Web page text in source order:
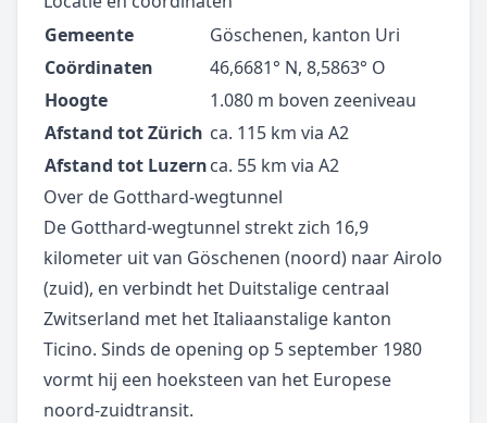
Gemeente
Göschenen, kanton Uri
Coördinaten
46,6681° N, 8,5863° O
Hoogte
1.080 m boven zeeniveau
Afstand tot Zürich ca. 115 km via A2
Afstand tot Luzernca. 55 km via A2
Over de Gotthard-wegtunnel
De Gotthard-wegtunnel strekt zich 16,9
kilometer uit van Göschenen (noord) naar Airolo
(zuid), en verbindt het Duitstalige centraal
Zwitserland met het Italiaanstalige kanton
Ticino. Sinds de opening op 5 september 1980
vormt hij een hoeksteen van het Europese
noord-zuidtransit.